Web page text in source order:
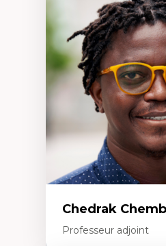
Trajectoires
Migrations forcées
Études des frontières;
des migrations
Politiques migratoires
Réfugiés
Demandeurs d’asile
Migrations irrégulières
Migrations
Migration et
Migration et
Chedrak
Professeur adjoint